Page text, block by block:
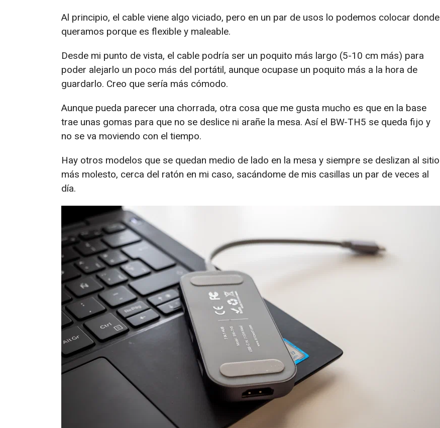
Al principio, el cable viene algo viciado, pero en un par de usos lo podemos colocar donde
queramos porque es flexible y maleable.
Desde mi punto de vista, el cable podría ser un poquito más largo (5-10 cm más) para
poder alejarlo un poco más del portátil, aunque ocupase un poquito más a la hora de
guardarlo. Creo que sería más cómodo.
Aunque pueda parecer una chorrada, otra cosa que me gusta mucho es que en la base
trae unas gomas para que no se deslice ni arañe la mesa. Así el BW-TH5 se queda fijo y
no se va moviendo con el tiempo.
Hay otros modelos que se quedan medio de lado en la mesa y siempre se deslizan al sitio
más molesto, cerca del ratón en mi caso, sacándome de mis casillas un par de veces al
día.